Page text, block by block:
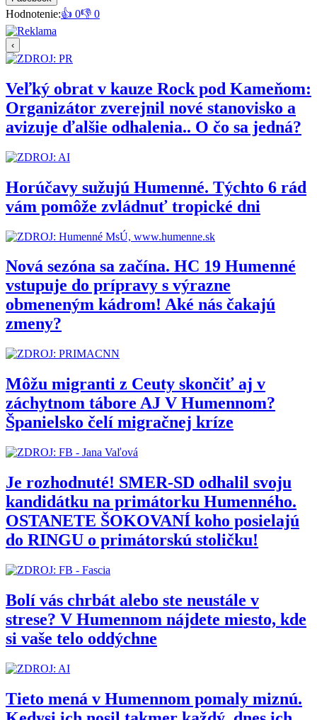
Hodnotenie:👍 0👎 0
‹
Veľký obrat v kauze Rock pod Kameňom:
Organizátor zverejnil nové stanovisko a
avizuje ďalšie odhalenia.. O čo sa jedná?
Horúčavy sužujú Humenné. Týchto 6 rád
vám pomôže zvládnuť tropické dni
Nová sezóna sa začína. HC 19 Humenné
vstupuje do prípravy s výrazne
obmeneným kádrom! Aké nás čakajú
zmeny?
Môžu migranti z Ceuty skončiť aj v
záchytnom tábore AJ V Humennom?
Španielsko čelí migračnej kríze
Je rozhodnuté! SMER-SD odhalil svoju
kandidátku na primátorku Humenného.
OSTANETE ŠOKOVANÍ koho posielajú
do RINGU o primátorskú stoličku!
Bolí vás chrbát alebo ste neustále v
strese? V Humennom nájdete miesto, kde
si vaše telo oddýchne
Tieto mená v Humennom pomaly miznú.